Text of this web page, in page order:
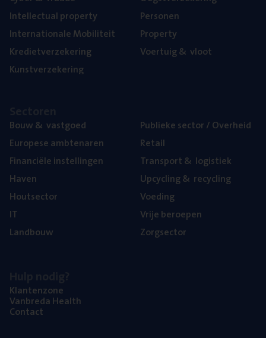
Intel­lec­tu­al property
Inter­na­ti­o­na­le Mobiliteit
Kre­diet­ver­ze­ke­ring
Kunst­ver­ze­ke­ring
Per­so­nen
Pro­per­ty
Voer­tuig& vloot
Bouw& vastgoed
Euro­pe­se ambtenaren
Finan­ci­ë­le instellingen
Haven
Hout­sec­tor
IT
Land­bouw
Publie­ke sec­tor / Overheid
Retail
Trans­port& logistiek
Upcy­cling& recycling
Voe­ding
Vrije beroe­pen
Zorg­sec­tor
Klan­ten­zo­ne
Van­b­re­da Health
Con­tact